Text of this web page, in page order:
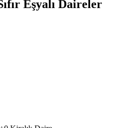
Eşyalı Daireler